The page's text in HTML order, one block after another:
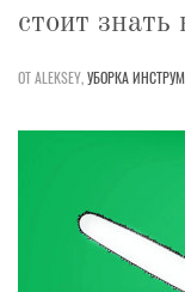
стоит
ОТ ALEKSEY,УБОРКА